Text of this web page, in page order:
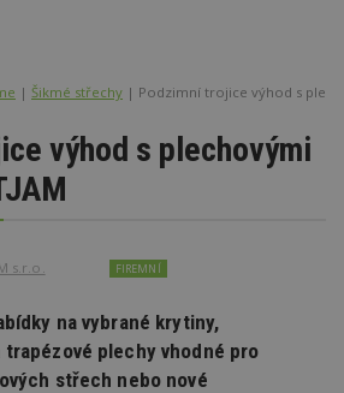
Šikmé střechy Podzimní trojice výhod s
výhod s plechovými
s.r.o. FIREMNÍ
na vybrané krytiny,
trapézové plechy vhodné pro
střech nebo nové